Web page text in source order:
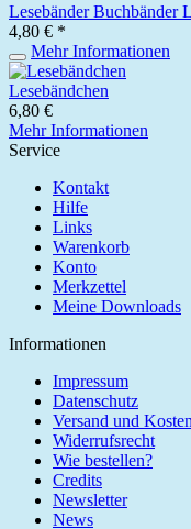
Lesebänder Buchbänder
4,80 € *
Mehr Informationen
Lesebändchen
6,80 €
Mehr Informationen
Service
Kontakt
Hilfe
Links
Warenkorb
Konto
Merkzettel
Meine Downloads
Informationen
Impressum
Datenschutz
Versand und Kosten
Widerrufsrecht
Wie bestellen?
Credits
Newsletter
News